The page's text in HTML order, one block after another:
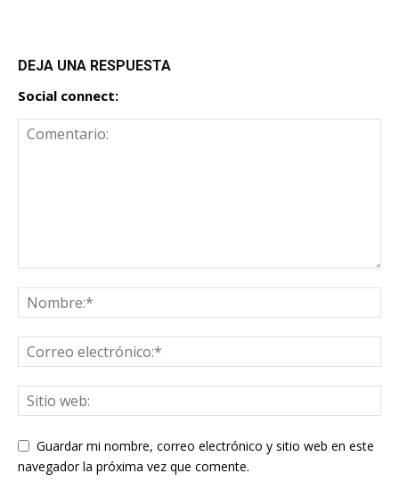
DEJA UNA RESPUESTA
Social connect:
Guardar mi nombre, correo electrónico y sitio web en este
navegador la próxima vez que comente.